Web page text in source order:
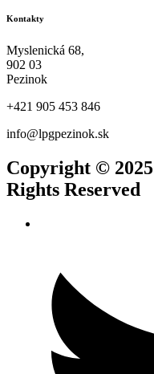
Kontakty
Myslenická 68,
902 03
Pezinok
+421 905 453 846
info@lpgpezinok.sk
Copyright © 2025
Rights Reserved